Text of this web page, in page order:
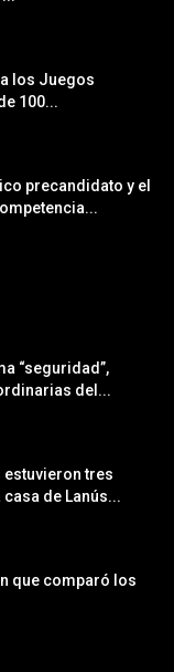
los Juegos
100...
precandidato y el
“seguridad”,
del...
estuvieron tres
de Lanús...
que comparó los